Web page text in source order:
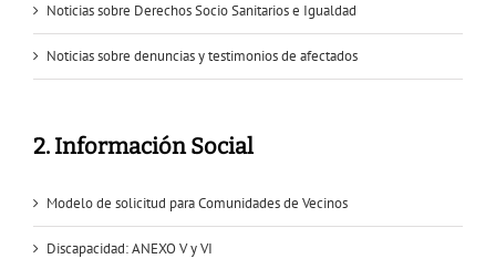
Noticias sobre Derechos Socio Sanitarios e Igualdad
Noticias sobre denuncias y testimonios de afectados
2. Información Social
Modelo de solicitud para Comunidades de Vecinos
Discapacidad: ANEXO V y VI